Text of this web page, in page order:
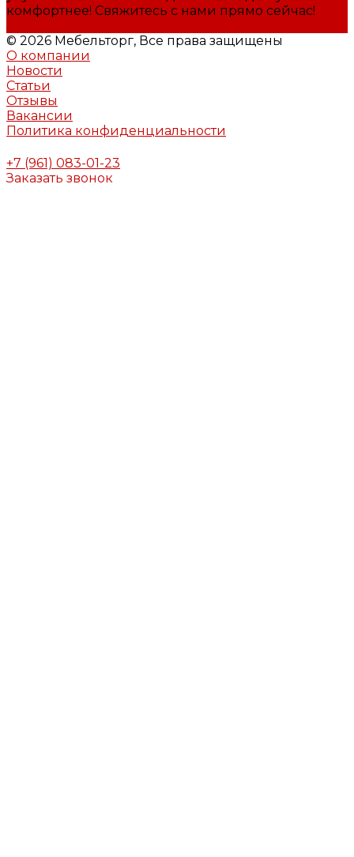
комфортнее! Свяжитесь с нами прямо сейчас!
© 2026 Мебельторг, Все права защищены
О компании
Новости
Статьи
Отзывы
Вакансии
Политика конфиденциальности
+7 (961) 083-01-23
Заказать звонок